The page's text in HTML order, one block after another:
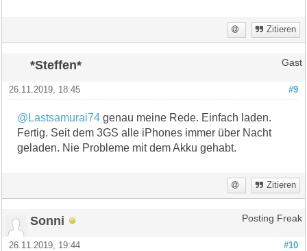
Zitieren
*Steffen* Gast
#9
26.11.2019, 18:45
@Lastsamurai74 genau meine Rede. Einfach laden.
Fertig. Seit dem 3GS alle iPhones immer über Nacht
geladen. Nie Probleme mit dem Akku gehabt.
Zitieren
Sonni Posting Freak
#10
26.11.2019, 19:44